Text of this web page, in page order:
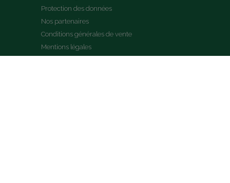
Protection des données
Nos partenaires
Conditions générales de vente
Mentions légales